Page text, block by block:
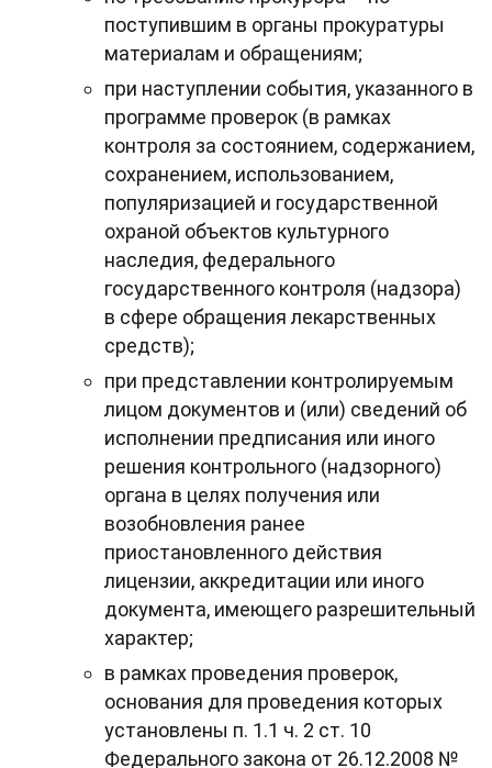
поступившим в органы прокуратуры
материалам и обращениям;
при наступлении события, указанного в
программе проверок (в рамках
контроля за состоянием, содержанием,
сохранением, использованием,
популяризацией и государственной
охраной объектов культурного
наследия, федерального
государственного контроля (надзора)
в сфере обращения лекарственных
средств);
при представлении контролируемым
лицом документов и (или) сведений об
исполнении предписания или иного
решения контрольного (надзорного)
органа в целях получения или
возобновления ранее
приостановленного действия
лицензии, аккредитации или иного
документа, имеющего разрешительный
характер;
в рамках проведения проверок,
основания для проведения которых
установлены п. 1.1 ч. 2 ст. 10
Федерального закона от 26.12.2008 №